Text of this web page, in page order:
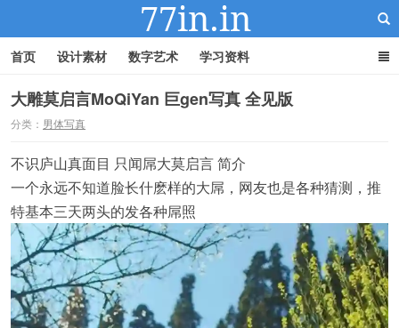
首页 设计素材 数字艺术 学习资料
大雕莫启言MoQiYan 巨gen写真 全见版
分类： 男体写真
不识庐山真面目 只闻屌大莫启言 简介
一个永远不知道脸长什麽样的大屌，网友也是各种猜测，推
特基本三天两头的发各种屌照